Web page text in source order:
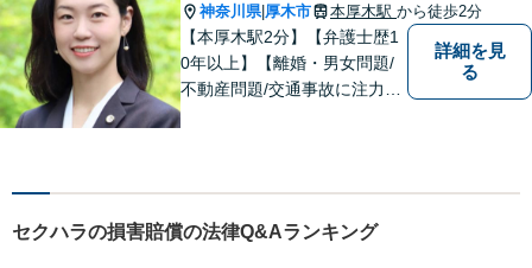
神奈川県| 厚木市 本厚木駅 から徒歩2分
【本厚木駅2分】【弁護士歴1
0年以上】【離婚・男女問題/
不動産問題/交通事故に注力】
う、全力でサポートします。
詳細を見
る
セクハラの損害賠償の法律Q&Aランキング